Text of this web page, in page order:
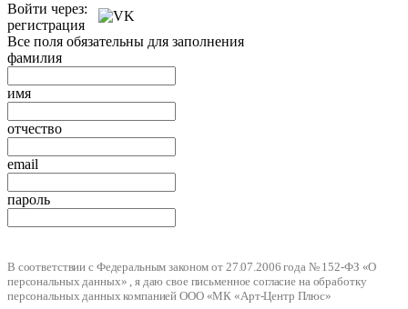
Войти через:
регистрация
Все поля обязательны для заполнения
фамилия
имя
отчество
email
пароль
В соответствии с Федеральным законом от 27.07.2006 года № 152-ФЗ «О
персональных данных» , я даю свое письменное согласие на обработку
персональных данных компанией ООО «МК «Арт-Центр Плюс»